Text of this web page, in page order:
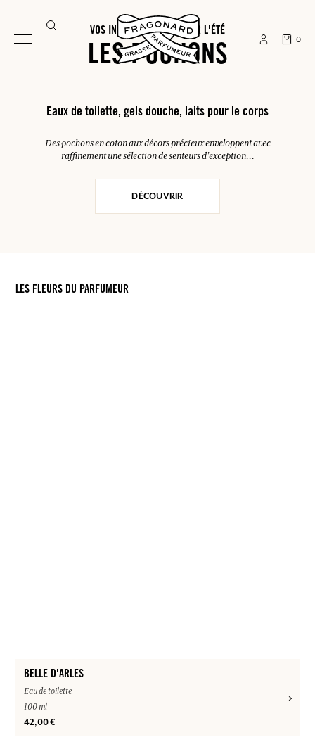
0
VOS INDISPENSABLES POUR L'ÉTÉ
LES POCHONS
Eaux de toilette, gels douche, laits pour le corps
Des pochons en coton aux décors précieux enveloppent avec
raffinement une sélection de senteurs d'exception...
DÉCOUVRIR
LES FLEURS DU PARFUMEUR
BELLE D'ARLES
Eau de toilette
100 ml
42,00 €